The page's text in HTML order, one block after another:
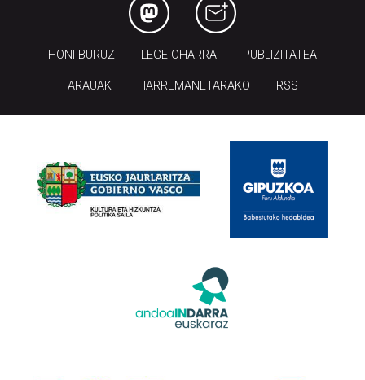
HONI BURUZ LEGE OHARRA PUBLIZITATEA
ARAUAK HARREMANETARAKO RSS